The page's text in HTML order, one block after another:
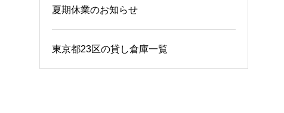
夏期休業のお知らせ
東京都23区の貸し倉庫一覧
ポイント
倉庫の耐火構造について
｜耐火構造の概要と法的
基準
貸し倉庫の賃料相場レポート（関東エリア